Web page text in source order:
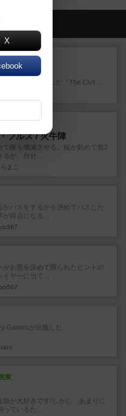
い投稿
Gamesが出版した『The Civil ...
ブルズ / 火牛陣
て敵を殲滅させる。縦か斜めで前2
が、自分...
まこ
かパスをするかを決めてパスした
得点になる...
がお題を決めて限られたヒントの
ヤーに当て...
Gamesが出版した
充実
猫が大好きです!しかし、あまりに
っているた...
X